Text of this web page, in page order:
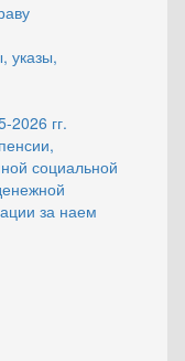
указы,
2026 гг.
социальной
за наем